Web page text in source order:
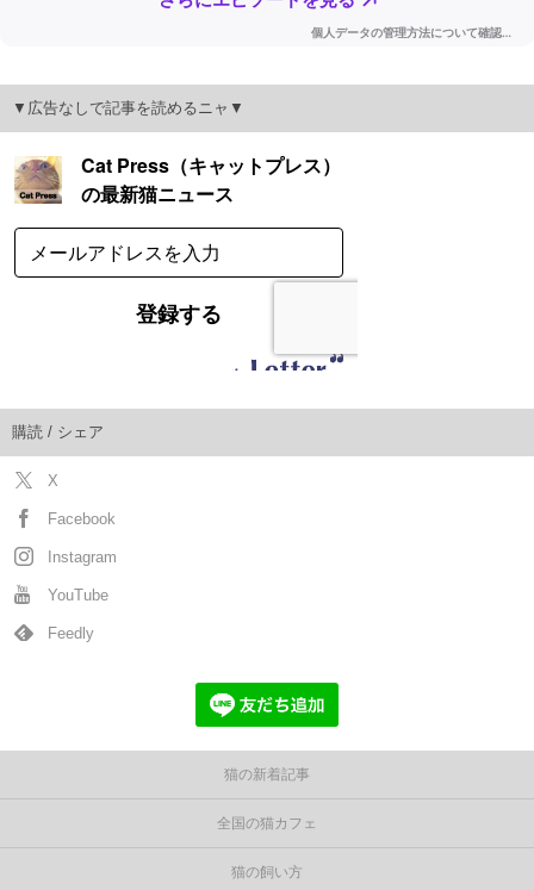
▼広告なしで記事を読めるニャ▼
購読 / シェア
X
Facebook
Instagram
YouTube
Feedly
猫の新着記事
全国の猫カフェ
猫の飼い方